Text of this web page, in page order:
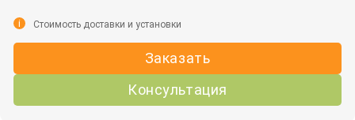
Заказать
Консультация
i Стоимость доставки и установки